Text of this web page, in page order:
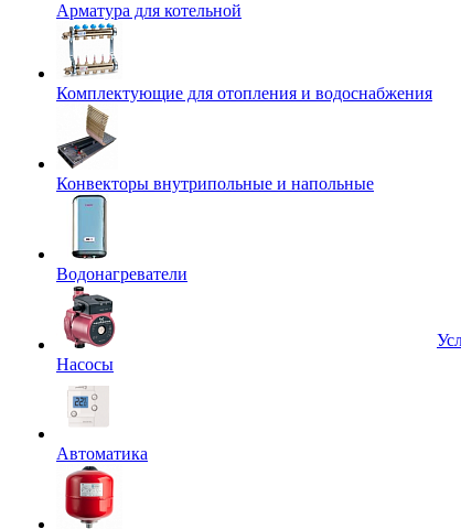
Арматура для котельной
Комплектующие для отопления и водоснабжения
Конвекторы внутрипольные и напольные
Водонагреватели
Насосы
Автоматика